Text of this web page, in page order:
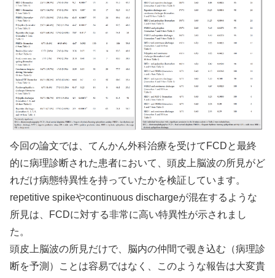
今回の論文では、てんかん外科治療を受けてFCDと最終
的に病理診断された患者において、頭皮上脳波の所見がど
れだけ病態特異性を持っていたかを検証しています。
repetitive spikeやcontinuous dischargeが混在するような
所見は、FCDに対する非常に高い特異性が示されまし
た。
頭皮上脳波の所見だけで、脳内の仲間で覗き込む（病理診
断を予測）ことは容易ではなく、このような報告は大変貴